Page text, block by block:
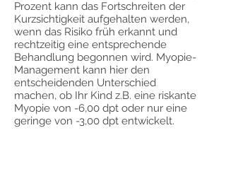
Prozent kann das Fortschreiten der
Kurzsichtigkeit aufgehalten werden,
wenn das Risiko früh erkannt und
rechtzeitig eine entsprechende
Behandlung begonnen wird. Myopie-
Management kann hier den
entscheidenden Unterschied
machen, ob Ihr Kind z.B. eine riskante
Myopie von -6,00 dpt oder nur eine
geringe von -3,00 dpt entwickelt.